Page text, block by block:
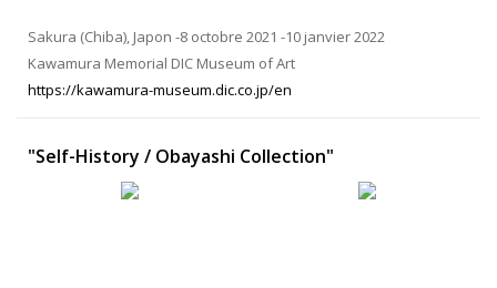
Sakura (Chiba), Japon -8 octobre 2021 -10 janvier 2022
Kawamura Memorial DIC Museum of Art
https://kawamura-museum.dic.co.jp/en
"Self-History / Obayashi Collection"